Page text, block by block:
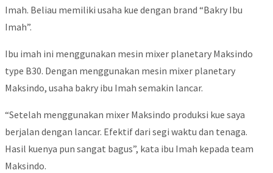
Imah. Beliau memiliki usaha kue dengan brand “Bakry Ibu
Imah”.
Ibu imah ini menggunakan mesin mixer planetary Maksindo
type B30. Dengan menggunakan mesin mixer planetary
Maksindo, usaha bakry ibu Imah semakin lancar.
“Setelah menggunakan mixer Maksindo produksi kue saya
berjalan dengan lancar. Efektif dari segi waktu dan tenaga.
Hasil kuenya pun sangat bagus”, kata ibu Imah kepada team
Maksindo.